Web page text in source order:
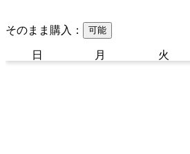
そのまま購入： 可能
日 月 火